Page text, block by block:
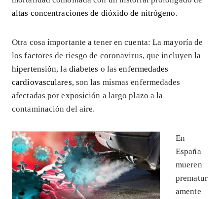
altas concentraciones de dióxido de nitrógeno.
Otra cosa importante a tener en cuenta: La mayoría de
los factores de riesgo de coronavirus, que incluyen la
hipertensión, la diabetes o lasenfermedades
cardiovasculares, son las mismas enfermedades
afectadas por exposición a largo plazo a la
contaminación del aire.
En
España
mueren
prematur
amente